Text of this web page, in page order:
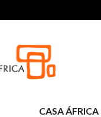
CASA ÁFRICA